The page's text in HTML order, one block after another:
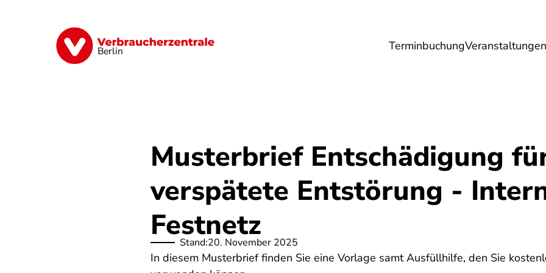
Berlin TerminbuchungVeranstaltungen
Finanzen Digitales Lebensmittel Gesundheit Energie
Musterbrief Entschädigung
verspätete Entstörung -
Festnetz
Stand:20. November 2025
In diesem Musterbrief finden Sie eine Vorlage samt Ausfüllhilfe, den Sie